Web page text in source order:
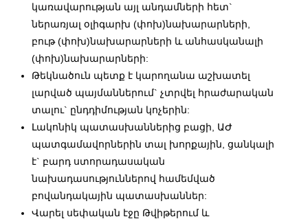
կառավարության այլ անդամների հետ`
ներառյալ օլիգարխ (փոխ)նախարարների,
բութ (փոխ)նախարարների և անհասկանալի
(փոխ)նախարարների:
Թեկնածուն պետք է կարողանա աշխատել
լարված պայմաններում` չտրվել հրաժարական
տալու` ընդդիմության կոչերին:
Լակոնիկ պատասխաններից բացի, ԱԺ
պատգամավորներին տալ խորքային, ցանկալի
է` բարդ ստորադասական
նախադասություններով համեմված
բովանդակային պատասխաններ:
Վարել սեփական էջը Թվիթերում և